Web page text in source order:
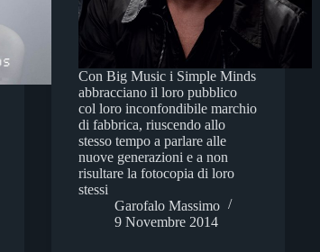
Con Big Music i Simple Minds
abbracciano il loro pubblico
col loro inconfondibile marchio
di fabbrica, riuscendo allo
stesso tempo a parlare alle
nuove generazioni e a non
risultare la fotocopia di loro
stessi
Garofalo Massimo
9 Novembre 2014